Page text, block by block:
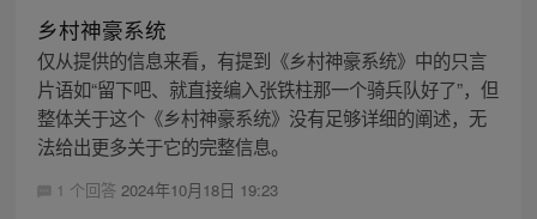
乡村神豪系统
仅从提供的信息来看，有提到《乡村神豪系统》中的只言
片语如“留下吧、就直接编入张铁柱那一个骑兵队好了”，但
整体关于这个《乡村神豪系统》没有足够详细的阐述，无
法给出更多关于它的完整信息。
1 个回答 2024年10月18日 19:23